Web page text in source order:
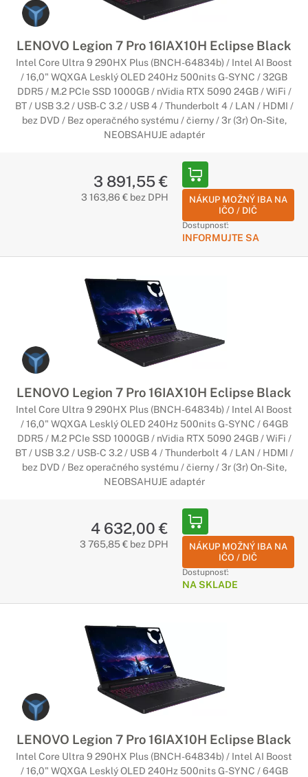
LENOVO Legion 7 Pro 16IAX10H Eclipse Black
Intel Core Ultra 9 290HX Plus (BNCH-64834b) / Intel AI Boost
/ 16,0" WQXGA Lesklý OLED 240Hz 500nits G-SYNC / 32GB
DDR5 / M.2 PCIe SSD 1000GB / nVidia RTX 5090 24GB / WiFi /
BT / USB 3.2 / USB-C 3.2 / USB 4 / Thunderbolt 4 / LAN / HDMI /
bez DVD / Bez operačného systému / čierny / 3r (3r) On-Site,
NEOBSAHUJE adaptér
3 891,55 €
3 163,86 € bez DPH
NÁKUP MOŽNÝ IBA NA
IČO / DIČ
Dostupnosť:
INFORMUJTE SA
LENOVO Legion 7 Pro 16IAX10H Eclipse Black
Intel Core Ultra 9 290HX Plus (BNCH-64834b) / Intel AI Boost
/ 16,0" WQXGA Lesklý OLED 240Hz 500nits G-SYNC / 64GB
DDR5 / M.2 PCIe SSD 1000GB / nVidia RTX 5090 24GB / WiFi /
BT / USB 3.2 / USB-C 3.2 / USB 4 / Thunderbolt 4 / LAN / HDMI /
bez DVD / Bez operačného systému / čierny / 3r (3r) On-Site,
NEOBSAHUJE adaptér
4 632,00 €
3 765,85 € bez DPH
NÁKUP MOŽNÝ IBA NA
IČO / DIČ
Dostupnosť:
NA SKLADE
LENOVO Legion 7 Pro 16IAX10H Eclipse Black
Intel Core Ultra 9 290HX Plus (BNCH-64834b) / Intel AI Boost
/ 16,0" WQXGA Lesklý OLED 240Hz 500nits G-SYNC / 64GB